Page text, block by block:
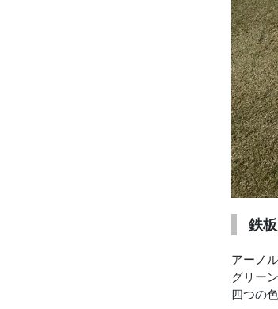
鉄
アーノ
グリー
四つの
いつでもメール内のリンクから配信停止できます